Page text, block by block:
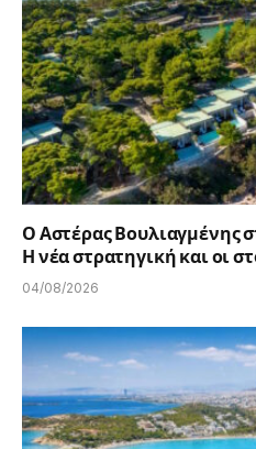
Ο Αστέρας Βουλιαγμένης
Η νέα στρατηγική και οι
04/08/2026